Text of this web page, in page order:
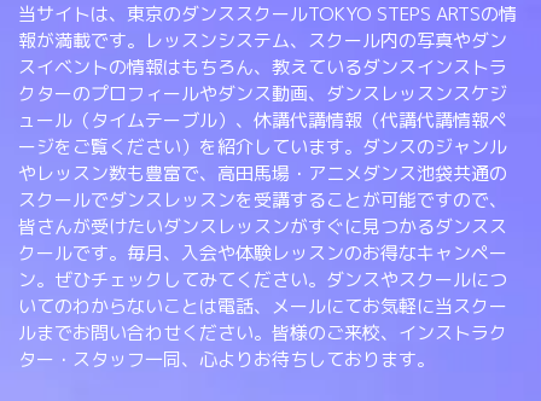
当サイトは、東京のダンススクールTOKYO STEPS ARTSの情
報が満載です。レッスンシステム、スクール内の写真やダン
スイベントの情報はもちろん、教えているダンスインストラ
クターのプロフィールやダンス動画、ダンスレッスンスケジ
ュール（タイムテーブル）、休講代講情報（代講代講情報ペ
ージをご覧ください）を紹介しています。ダンスのジャンル
やレッスン数も豊富で、高田馬場・アニメダンス池袋共通の
スクールでダンスレッスンを受講することが可能ですので、
皆さんが受けたいダンスレッスンがすぐに見つかるダンスス
クールです。毎月、入会や体験レッスンのお得なキャンペー
ン。ぜひチェックしてみてください。ダンスやスクールにつ
いてのわからないことは電話、メールにてお気軽に当スクー
ルまでお問い合わせください。皆様のご来校、インストラク
ター・スタッフ一同、心よりお待ちしております。